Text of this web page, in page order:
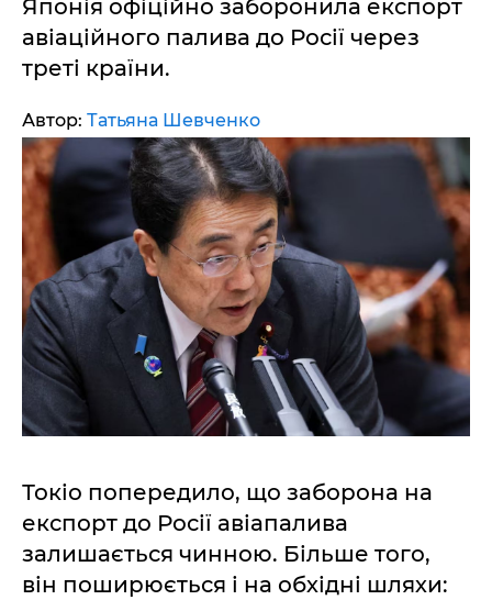
Японія офіційно заборонила експорт
авіаційного палива до Росії через
треті країни.
Автор: Татьяна Шевченко
Токіо попередило, що заборона на
експорт до Росії авіапалива
залишається чинною. Більше того,
він поширюється і на обхідні шляхи: